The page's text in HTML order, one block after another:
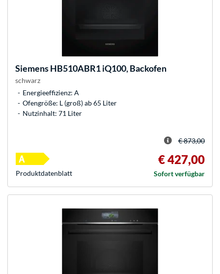
SiemensHB510ABR1 iQ100, Backofen
schwarz
Energieeffizienz: A
Ofengröße: L (groß) ab 65 Liter
Nutzinhalt: 71 Liter
€ 873,00
€ 427,00
Sofort verfügbar
Produkt­datenblatt